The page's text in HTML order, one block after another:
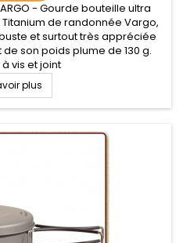
- Gourde bouteille ultra
de randonnée Vargo,
et surtout très appréciée
son poids plume de 130 g.
vis et joint
plus